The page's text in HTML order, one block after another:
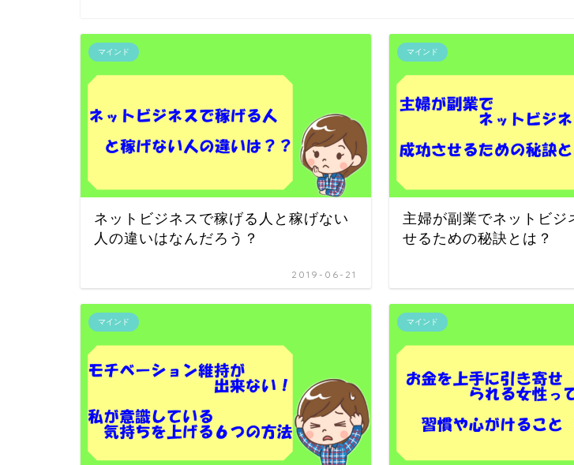
マインド
ネットビジネスで稼げる人と稼げない
人の違いはなんだろう？
2019-06-21
マインド
主婦が副業でネットビジ
せるための秘訣とは？
マインド マインド